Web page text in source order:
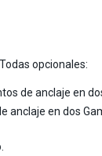
opcionales:
de anclaje en
anclaje en dos